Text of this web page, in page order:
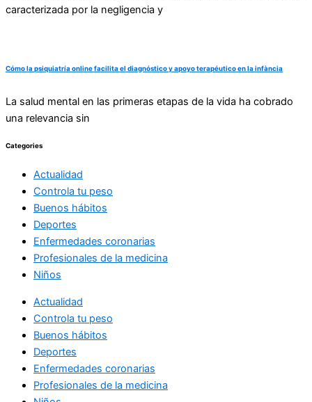
caracterizada por la negligencia y
Cómo la psiquiatría online facilita el diagnóstico y apoyo terapéutico en la infància
La salud mental en las primeras etapas de la vida ha cobrado
una relevancia sin
Categories
Actualidad
Controla tu peso
Buenos hábitos
Deportes
Enfermedades coronarias
Profesionales de la medicina
Niños
Actualidad
Controla tu peso
Buenos hábitos
Deportes
Enfermedades coronarias
Profesionales de la medicina